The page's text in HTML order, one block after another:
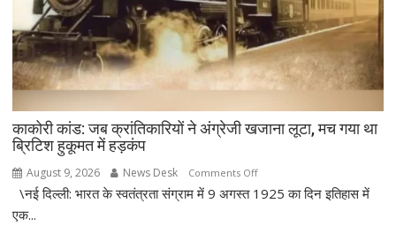
सर्किट
से
उठा
धुआं;
डेढ़
घंटे
रुकी
काकोरी कांड: जब क्रांतिकारियों ने अंग्रेजी खजाना लूटा, मच गया था
ब्रिटिश हुकूमत में हड़कंप
August 9, 2026 News Desk Comments Offon
काकोरी
\नई दिल्ली: भारत के स्वतंत्रता संग्राम में 9 अगस्त 1925 का दिन इतिहास में
एक...